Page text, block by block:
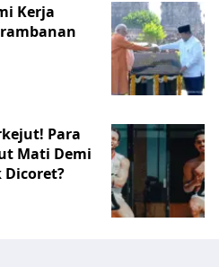
Kerja
Para
Mati Demi
Dicoret?